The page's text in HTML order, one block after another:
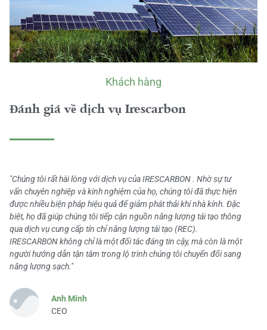
Khách hàng
Đánh giá về dịch vụ Irescarbon
"Chúng tôi rất hài lòng với dịch vụ của IRESCARBON . Nhờ sự tư
vấn chuyên nghiệp và kinh nghiệm của họ, chúng tôi đã thực hiện
được nhiều biện pháp hiệu quả để giảm phát thải khí nhà kính. Đặc
biệt, họ đã giúp chúng tôi tiếp cận nguồn năng lượng tái tạo thông
qua dịch vụ cung cấp tín chỉ năng lượng tái tạo (REC).
IRESCARBON không chỉ là một đối tác đáng tin cậy, mà còn là một
người hướng dẫn tận tâm trong lộ trình chúng tôi chuyển đổi sang
năng lượng sạch."
Anh Minh
CEO